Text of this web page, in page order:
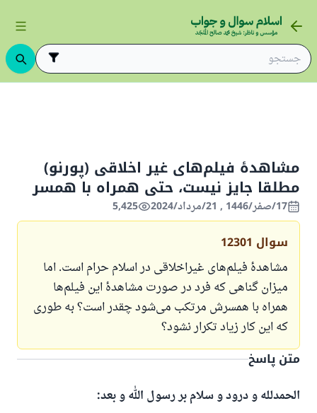
مشاهدهٔ فیلم‌های غیر اخلاقی (پورنو)
مطلقا جایز نیست، حتی همراه با همسر
17/صفر/1446 , 21/مرداد/2024 5,425
سوال 12301
مشاهدهٔ فیلم‌های غیراخلاقی در اسلام حرام است. اما
میزان گناهی که فرد در صورت مشاهدهٔ این فیلم‌ها
همراه با همسرش مرتکب می‌شود چقدر است؟ به طوری
که این کار زیاد تکرار نشود؟
متن پاسخ
الحمدلله و درود و سلام بر رسول الله و بعد: